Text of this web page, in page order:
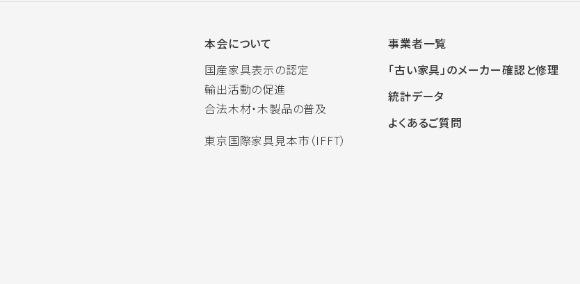
本会について
国産家具表示の認定
輸出活動の促進
合法木材・木製品の普及
東京国際家具見本市（IFFT）
事業者一覧
「古い家具」のメーカー確認と修理
統計データ
よくあるご質問